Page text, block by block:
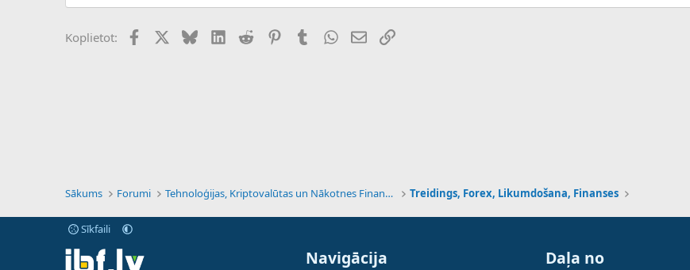
Koplietot: FacebookX (Twitter)
BlueskyLinkedIn
Reddit PinterestTumblrWhatsApp
E-pastsSaiti
Sākums Forumi Tehnoloģijas, Kriptovalūtas un Nākotnes Finanses Treidings, Forex, Likumdošana, Finanses
Sīkfaili
Navigācija Daļa no